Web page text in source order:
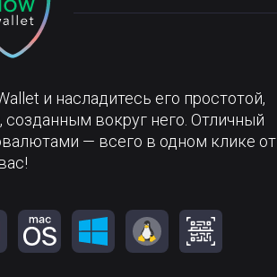
и насладитесь его простотой,
вокруг него. Отличный
— всего в одном клике от